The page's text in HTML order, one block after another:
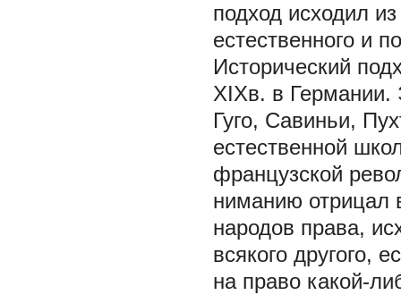
подход исходил
естественного и
Исторический
ХІХв. в Германии.
Гуго, Савиньи,
естественной
французской
ниманию отрицал
народов права,
всякого другого,
на право какой-